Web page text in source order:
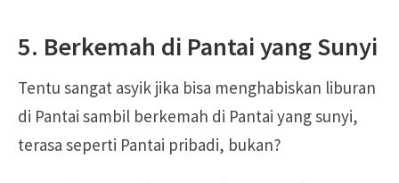
5. Berkemah di Pantai yang Sunyi
Tentu sangat asyik jika bisa menghabiskan liburan
di Pantai sambil berkemah di Pantai yang sunyi,
terasa seperti Pantai pribadi, bukan?